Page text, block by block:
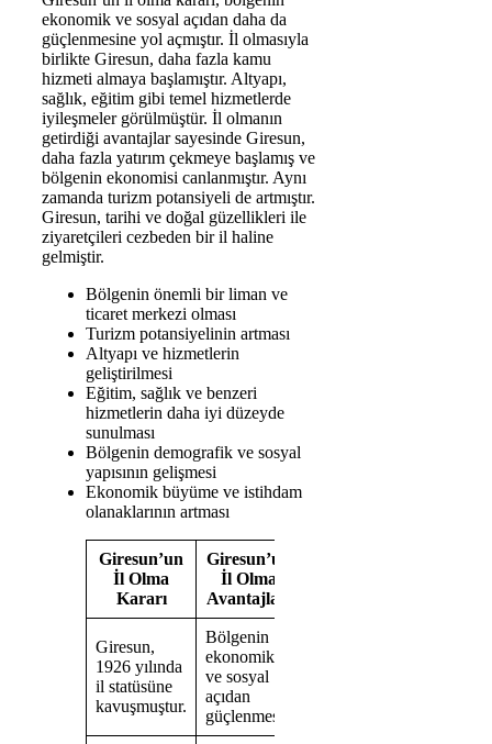
ekonomik ve sosyal açıdan daha da
güçlenmesine yol açmıştır. İl olmasıyla
birlikte Giresun, daha fazla kamu
hizmeti almaya başlamıştır. Altyapı,
sağlık, eğitim gibi temel hizmetlerde
iyileşmeler görülmüştür. İl olmanın
getirdiği avantajlar sayesinde Giresun,
daha fazla yatırım çekmeye başlamış ve
bölgenin ekonomisi canlanmıştır. Aynı
zamanda turizm potansiyeli de artmıştır.
Giresun, tarihi ve doğal güzellikleri ile
ziyaretçileri cezbeden bir il haline
gelmiştir.
Bölgenin önemli bir liman ve
ticaret merkezi olması
Turizm potansiyelinin artması
Altyapı ve hizmetlerin
geliştirilmesi
Eğitim, sağlık ve benzeri
hizmetlerin daha iyi düzeyde
sunulması
Bölgenin demografik ve sosyal
yapısının gelişmesi
Ekonomik büyüme ve istihdam
olanaklarının artması
Giresun’un
İl Olma
Kararı
Giresun’un
İl Olma
Avantajları
Giresun,
1926 yılında
il statüsüne
kavuşmuştur.
Bölgenin
ekonomik
ve sosyal
açıdan
güçlenmesi